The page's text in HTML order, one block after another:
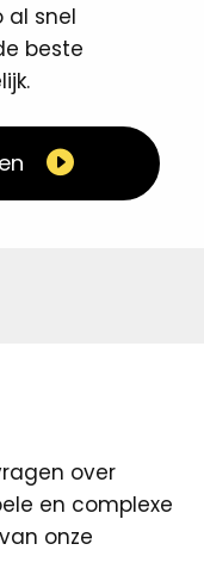
al snel
beste
over
en complexe
onze